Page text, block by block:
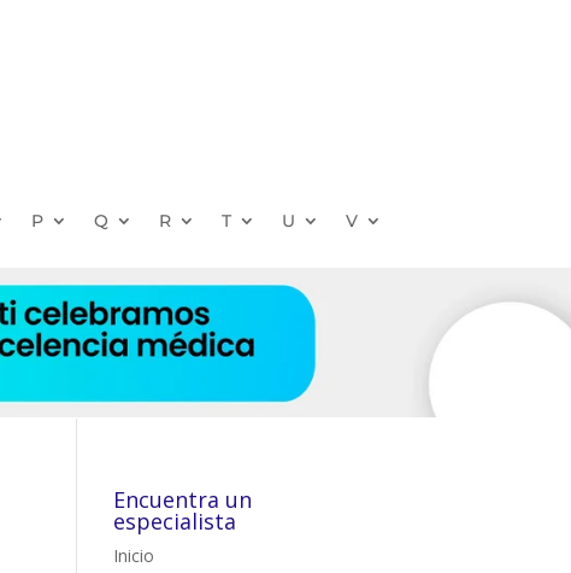
P Q R T U V
Encuentra un
especialista
Inicio